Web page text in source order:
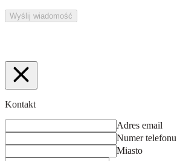
Wyślij wiadomość
Kontakt
Adres email
Numer telefonu
Miasto